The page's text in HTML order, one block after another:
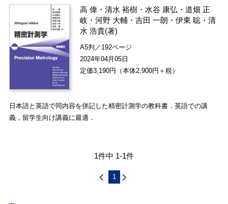
高 偉 ・清水 裕樹 ・ 水谷 康弘 ・道畑 正
岐 ・河野 大輔 ・吉田 一朗 ・伊東 聡 ・清
水 浩貴(著)
A5判／192ページ
2024年04月05日
定価3,190円（本体2,900円＋税）
日本語と英語で同内容を併記した精密計測学の教科書．英語での講
義，留学生向け講義に最適．
1件中 1-1件
1